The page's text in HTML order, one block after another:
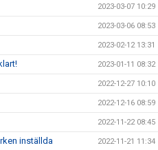
2023-03-07 10:29
2023-03-06 08:53
2023-02-12 13:31
2023-01-11 08:32
2022-12-27 10:10
2022-12-16 08:59
2022-11-22 08:45
inställda 2022-11-21 11:34